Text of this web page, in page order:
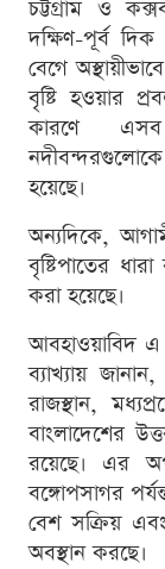
চট্টগ্রাম ও
দক্ষিণ-পূর্ব
বেগে
বৃষ্টি হওয়ার
কারণে
হয়েছে।
অন্যদিকে,
বৃষ্টিপাতের
করা হয়েছে।
আবহাওয়াবিদ
ব্যাখ্যায়
রাজস্থান,
বাংলাদেশের
রয়েছে। এর
বঙ্গোপসাগর
বেশ সক্রিয়
অবস্থান করছে।